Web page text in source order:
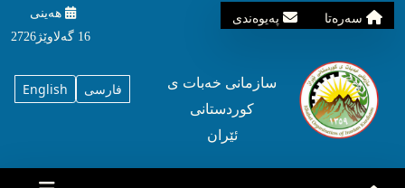
سه‌ره‌تا په‌یوه‌ندی
هه‌ینی
16 گه‌لاوێژ2726
English فارسی
سازمانی خه‌بات ی
کوردستانی
ئێران